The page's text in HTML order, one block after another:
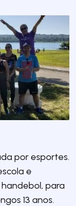
por esportes.
e
para
13 anos.